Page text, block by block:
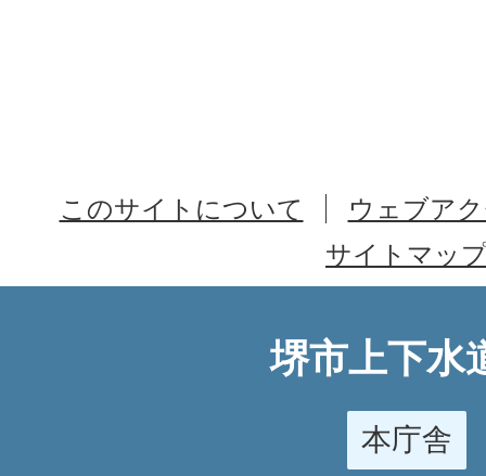
このサイトについて
ウェブア
サイトマッ
堺市上下水
本庁舎